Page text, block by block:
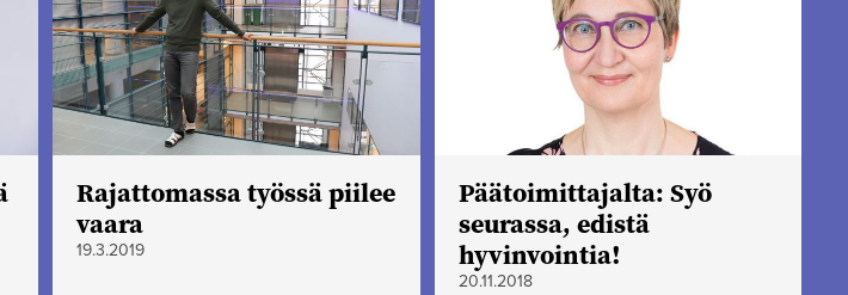
Rajattomassa työssä piilee
vaara
19.3.2019
Päätoimittajalta: Syö
seurassa, edistä
hyvinvointia!
20.11.2018